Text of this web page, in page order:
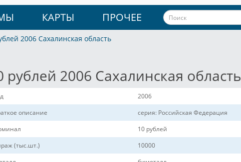
КАРТЫ ПРОЧЕЕ
2006 Сахалинская область
рублей 2006 Сахалинская область
2006
описание
серия: Российская Федерация
10 рублей
(тыс.шт.)
10000